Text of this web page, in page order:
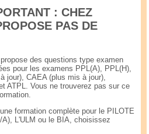
: CHEZ
PAS DE
des questions type examen
pour les examens PPL(A), PPL(H),
jour), CAEA (plus mis à jour),
ATPL. Vous ne trouverez pas sur ce
formation complète pour le PILOTE
A), L'ULM ou le BIA, choisissez